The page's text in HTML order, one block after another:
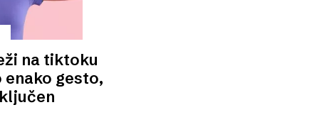
na tiktoku
gesto,